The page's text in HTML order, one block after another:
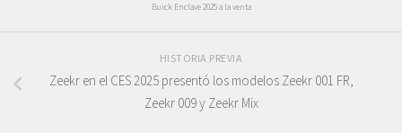
Buick Enclave 2025 a la venta
HISTORIA PREVIA
Zeekr en el CES 2025 presentó los modelos Zeekr 001 FR,
Zeekr 009 y Zeekr Mix